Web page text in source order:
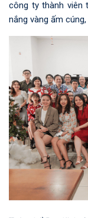
công ty thành viên
nắng vàng ấm